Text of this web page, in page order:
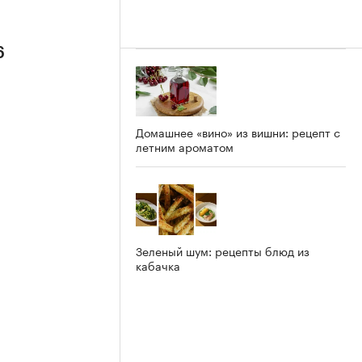
Домашнее «вино» из вишни: рецепт с
летним ароматом
Зеленый шум: рецепты блюд из
кабачка